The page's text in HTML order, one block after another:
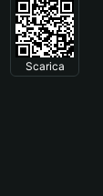
Scarica